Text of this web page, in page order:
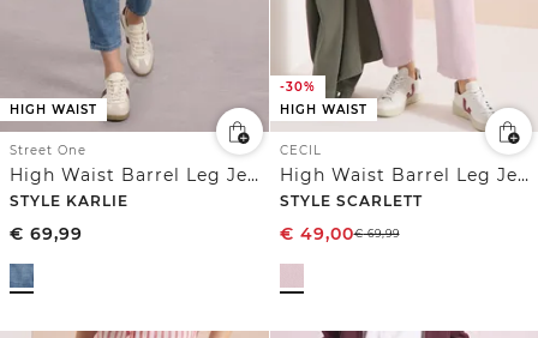
HIGH WAIST
Street One
High Waist Barrel Leg Jeans in Loose Fit
STYLE KARLIE
€ 69,99
-30%
HIGH WAIST
CECIL
High Waist Barrel Leg Jeans in Loose Fit
STYLE SCARLETT
€ 49,00€69,99